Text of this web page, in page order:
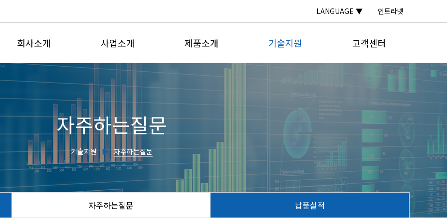
LANGUAGE ▼ 인트라넷
회사소개
인사말
회사연혁
인증현황
주요실적
찾아오시는길
사업소개
유체유동사업부
계측제어사업부
유량교정센터
제품소개
전자유량계
초음파유량계
전자기식수도미터
초음파수위계
유량감시판넬
기술지원
자주하는질문
납품실적
고객센터
온라인문의
공지사항
보도자료
자주하는질문
기술지원 ▶ 자주하는질문
자주하는질문 납품실적